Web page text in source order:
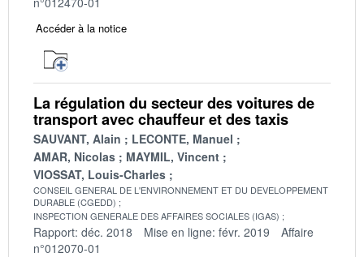
Accéder à la notice
La régulation du secteur des voitures de
transport avec chauffeur et des taxis
SAUVANT, Alain
LECONTE, Manuel
AMAR, Nicolas
MAYMIL, Vincent
VIOSSAT, Louis-Charles
CONSEIL GENERAL DE L'ENVIRONNEMENT ET DU DEVELOPPEMENT
DURABLE (CGEDD)
INSPECTION GENERALE DES AFFAIRES SOCIALES (IGAS)
Rapport: déc. 2018 Mise en ligne: févr. 2019
Affaire
n°012070-01